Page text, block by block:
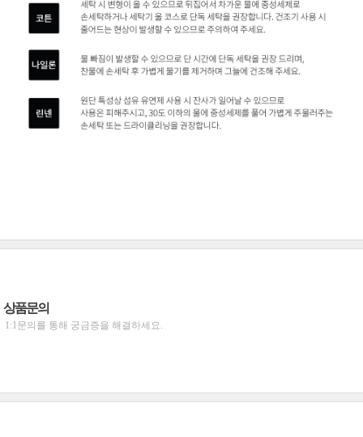
상품문의
1:1문의를 통해 궁금증을 해결하세요.